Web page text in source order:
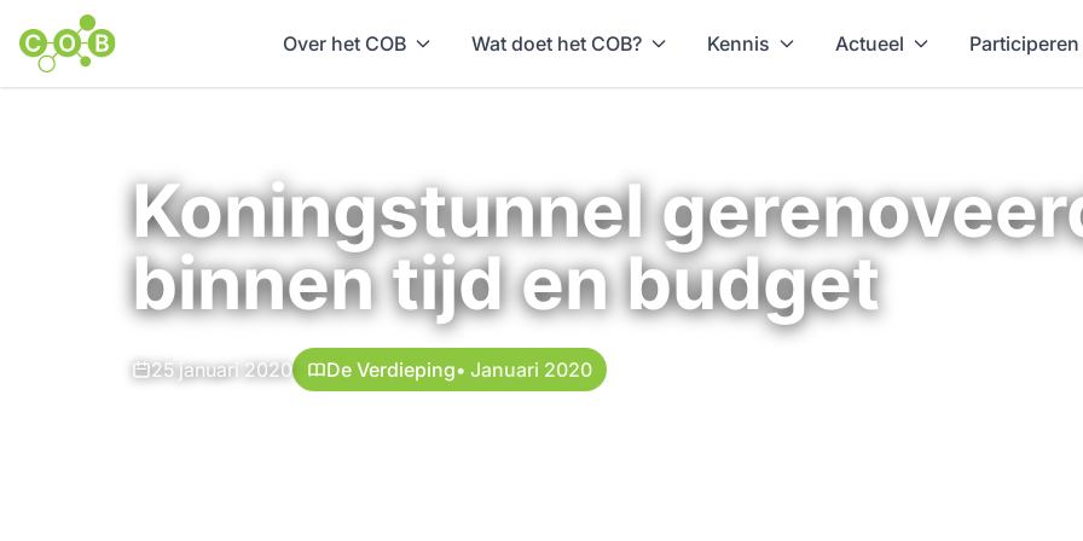
Over het COB Wat doet het COB? Kennis Actueel Participeren
Koningstunnel
binnen tijd en budget
25 januari 2020 De Verdieping• Januari 2020